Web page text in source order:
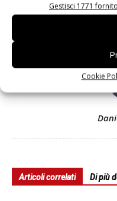
Gestisci 1771
Cookie
Articoli correlati Di più